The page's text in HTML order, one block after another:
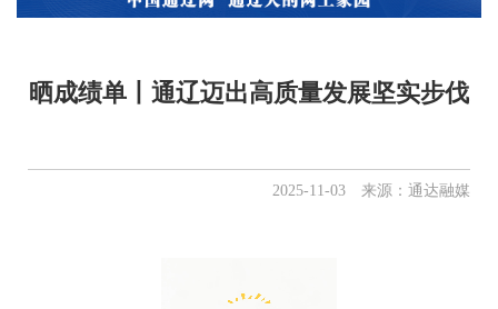
晒成绩单丨通辽迈出高质量发展坚实步伐
2025-11-03 来源：通达融媒